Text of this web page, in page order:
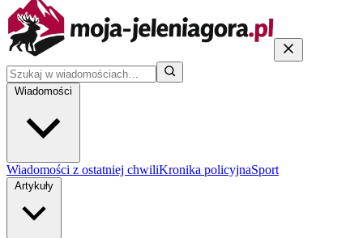
Wiadomości
Wiadomości z ostatniej chwiliKronika policyjnaSport
Artykuły